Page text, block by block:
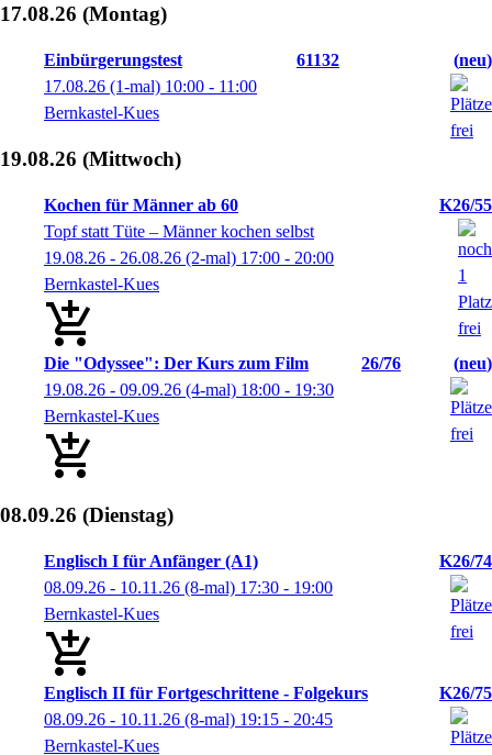
17.08.26 (Montag)
Einbürgerungstest 61132
neu
17.08.26 (1-mal) 10:00 - 11:00
Bernkastel-Kues
19.08.26 (Mittwoch)
Kochen für Männer ab 60
K26/55
Topf statt Tüte – Männer kochen selbst
19.08.26 - 26.08.26 (2-mal) 17:00 - 20:00
Bernkastel-Kues
Die "Odyssee": Der Kurs zum Film 26/76
neu
19.08.26 - 09.09.26 (4-mal) 18:00 - 19:30
Bernkastel-Kues
08.09.26 (Dienstag)
Englisch I für Anfänger (A1)
K26/74
08.09.26 - 10.11.26 (8-mal) 17:30 - 19:00
Bernkastel-Kues
Englisch II für Fortgeschrittene - Folgekurs
K26/75
08.09.26 - 10.11.26 (8-mal) 19:15 - 20:45
Bernkastel-Kues